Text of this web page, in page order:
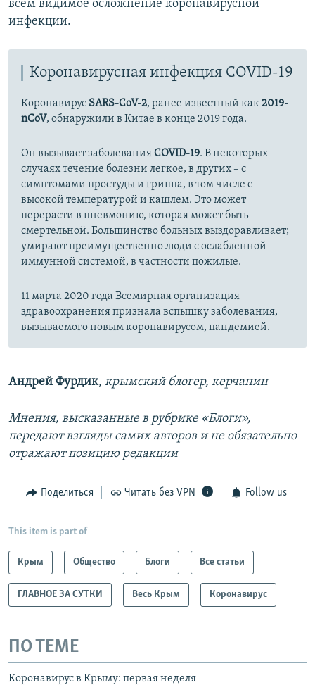
всем видимое осложнение коронавирусной
инфекции.
Коронавирусная инфекция COVID-19
Коронавирус SARS-CoV-2, ранее известный как2019-
nCoV, обнаружили в Китае в конце 2019 года.
Он вызывает заболеванияCOVID-19. В некоторых
случаях течение болезни легкое, в других – с
симптомами простуды и гриппа, в том числе с
высокой температурой и кашлем. Это может
перерасти в пневмонию, которая может быть
смертельной. Большинство больных выздоравливает;
умирают преимущественно люди с ослабленной
иммунной системой, в частности пожилые.
11 марта 2020 года Всемирная организация
здравоохранения признала вспышку заболевания,
вызываемого новым коронавирусом, пандемией.
Андрей Фурдик, крымский блогер, керчанин
Мнения, высказанные в рубрике «Блоги»,
передают взгляды самих авторов и не обязательно
отражают позицию редакции
Поделиться Читать без VPN Follow us
This item is part of
Крым Общество Блоги Все статьи
ГЛАВНОЕ ЗА СУТКИ Весь Крым Коронавирус
ПО ТЕМЕ
Коронавирус в Крыму: первая неделя